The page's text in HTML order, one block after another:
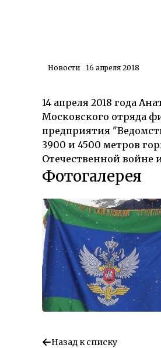
Новости 16 апреля 2018
14 апреля 2018 года
Московского отряда
предприятия
3900 и 4500 метров
Отечественной войне
Фотогалерея
Назад к списку